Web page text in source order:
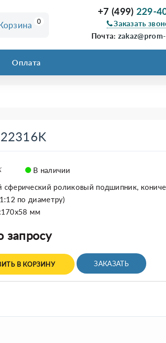
0
+7 (499) 229-
Заказать
Почта:
Оплата
В наличии
сферический роликовый подшипник,
по диаметру)
мм
запросу
В КОРЗИНУ ЗАКАЗАТЬ